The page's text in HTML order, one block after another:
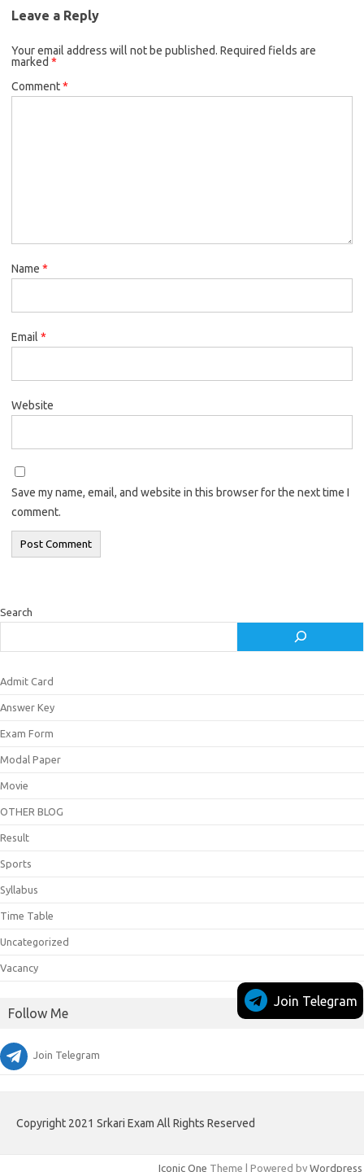
Leave a Reply
Your email address will not be published. Required fields are
marked *
Comment*
Name *
Email *
Website
Save my name, email, and website in this browser for the next time I
comment.
Search
Admit Card
Answer Key
Exam Form
Modal Paper
Movie
OTHER BLOG
Result
Sports
Syllabus
Time Table
Uncategorized
Vacancy
Follow Me
Join Telegram
Join Telegram
Copyright 2021 Srkari Exam All Rights Reserved
Iconic One Theme | Powered by Wordpress